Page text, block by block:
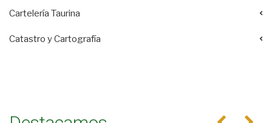
Cartelería Taurina
Catastro y Cartografía
Anterior